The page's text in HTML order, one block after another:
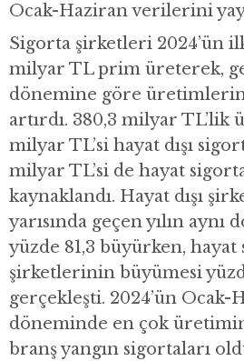
Ocak-Haziran verilerini
Sigorta şirketleri 2024’ün
milyar TL prim üreterek,
dönemine göre
artırdı. 380,3 milyar TL’lik
milyar TL’si hayat dışı
milyar TL’si de hayat
kaynaklandı. Hayat dışı
yarısında geçen yılın aynı
yüzde 81,3 büyürken, hayat
şirketlerinin büyümesi
gerçekleşti. 2024’ün Ocak-
döneminde en çok
branş yangın sigortaları